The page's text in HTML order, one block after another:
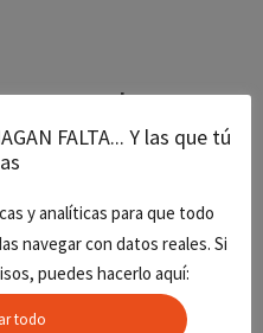
tu web para
estructurar tu web
que la IA te entienda Tu
ya no compite en
compite en
FALTA... Y las que tú
y analíticas para que todo
navegar con datos reales. Si
puedes hacerlo aquí:
todo